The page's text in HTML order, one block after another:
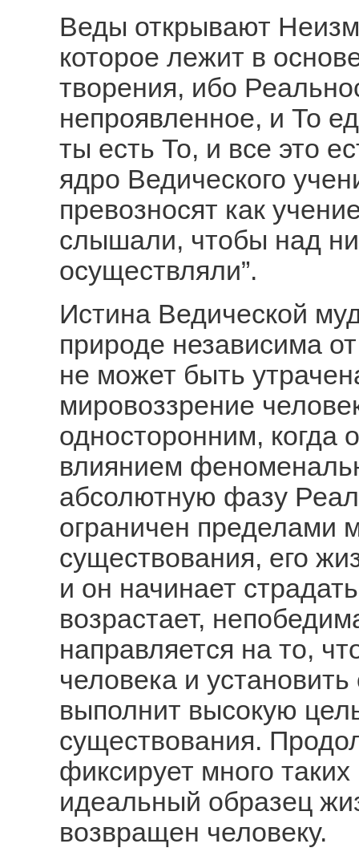
Веды открывают
которое лежит в
творения, ибо
непроявленное, и То
ты есть То, и все это
ядро Ведического
превозносят как
слышали, чтобы над
осуществляли”.
Истина Ведической
природе независима
не может быть
мировоззрение
односторонним,
влиянием
абсолютную фазу
ограничен пределами
существования, его
и он начинает
возрастает,
направляется на то,
человека и
выполнит высокую
существования.
фиксирует много
идеальный образец
возвращен человеку.